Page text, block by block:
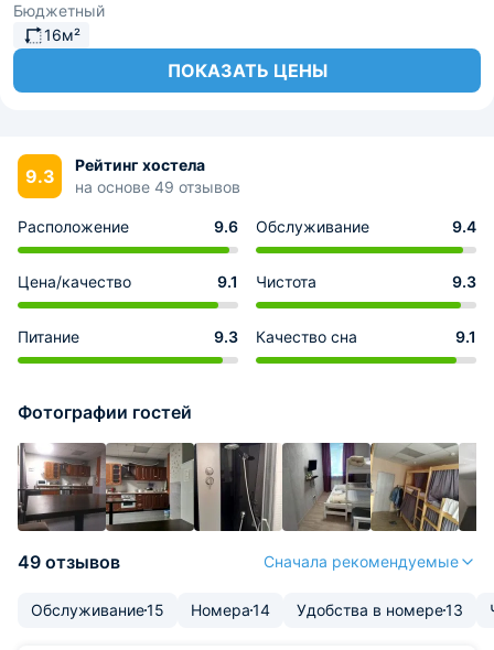
Бюджетный
16м²
ПОКАЗАТЬ ЦЕНЫ
9.3
Рейтинг хостела
на основе 49 отзывов
Расположение 9.6 Обслуживание 9.4
Цена/качество 9.1 Чистота 9.3
Питание 9.3 Качество сна 9.1
Фотографии гостей
49 отзывов Сначала рекомендуемые
Обслуживание15 Номера14 Удобства в номере13